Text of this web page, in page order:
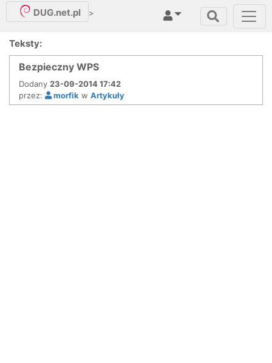
DUG.net.pl >
Teksty:
Bezpieczny WPS
Dodany 23-09-2014 17:42
przez:
morfik w Artykuły